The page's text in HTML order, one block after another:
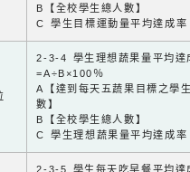
B【全校學生總人數】
C 學生目標運動量平均達成率
2-3-4 學生理想蔬果量平均達
=A÷B×100％
A【達到每天五蔬果目標之學
數】
B【全校學生總人數】
C 學生理想蔬果量平均達成率
2-3-5 學生每天吃早餐平均達